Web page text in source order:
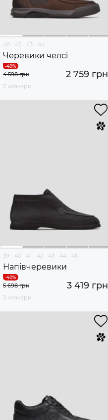
40 42 43 44
Черевики челсі
2 759 грн
4 598 грн
2 кольори
39 40 41 42 43 44 45
Напівчеревики
3 419 грн
5 698 грн
3 кольори